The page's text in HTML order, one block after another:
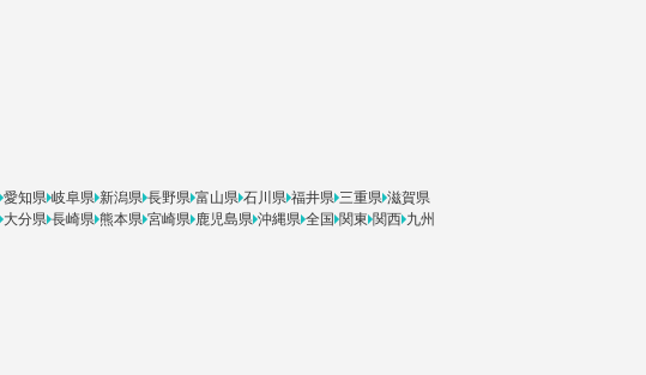
愛知県 岐阜県 新潟県 長野県 富山県 石川県 福井県 三重県 滋賀県
大分県 長崎県 熊本県 宮崎県 鹿児島県 沖縄県 全国 関東 関西 九州